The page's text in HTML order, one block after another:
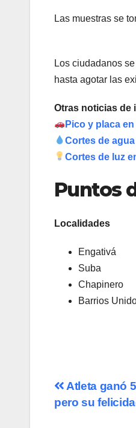
Las muestras se
Los ciudadanos
hasta agotar las
Otras noticias de
Pico y placa
Cortes de
Cortes de luz
Puntos
Localidades
Engativá
Suba
Chapinero
Barrios
de
Atleta ganó
pero su